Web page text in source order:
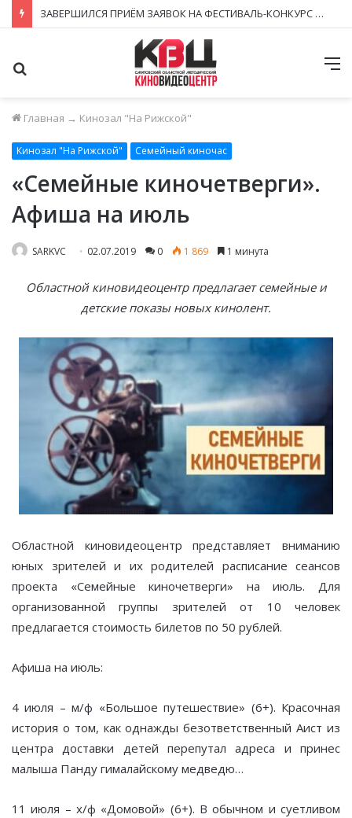
ЗАВЕРШИЛСЯ ПРИЁМ ЗАЯВОК НА ФЕСТИВАЛЬ-КОНКУРС «КИНОВЕРТИКАЛЬ 2026»
Главная → Кинозал "На Рижской"
Кинозал "На Рижской" Семейный киночас
«Семейные киночетверги».
Афиша на июль
SARKVC 02.07.2019 0 1 869 1 минута
Областной киновидеоцентр предлагает семейные и
детские показы новых кинолент.
Областной киновидеоцентр представляет вниманию
юных зрителей и их родителей расписание сеансов
проекта «Семейные киночетверги» на июль. Для
организованной группы зрителей от 10 человек
предлагается стоимость билетов по 50 рублей.
Афиша на июль:
4 июля – м/ф «Большое путешествие» (6+). Красочная
история о том, как однажды безответственный Аист из
центра доставки детей перепутал адреса и принес
малыша Панду гималайскому медведю…
11 июля – х/ф «Домовой» (6+). В обычном и суетливом